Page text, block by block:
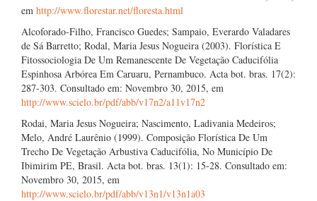
em http://www.florestar.net/floresta.html
Alcoforado-Filho, Francisco Guedes; Sampaio, Everardo Valadares
de Sá Barretto; Rodal, Maria Jesus Nogueira (2003). Florística E
Fitossociologia De Um Remanescente De Vegetação Caducifólia
Espinhosa Arbórea Em Caruaru, Pernambuco. Acta bot. bras. 17(2):
287-303. Consultado em: Novembro 30, 2015, em
http://www.scielo.br/pdf/abb/v17n2/a11v17n2
Rodai, Maria Jesus Nogueira; Nascimento, Ladivania Medeiros;
Melo, André Laurênio (1999). Composição Florística De Um
Trecho De Vegetação Arbustiva Caducifólia, No Município De
Ibimirim PE, Brasil. Acta bot. bras. 13(1): 15-28. Consultado em:
Novembro 30, 2015, em
http://www.scielo.br/pdf/abb/v13n1/v13n1a03